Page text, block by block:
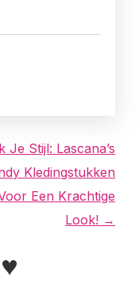
Je Stijl: Lascana’s
Kledingstukken
Een Krachtige
Look! →
♥